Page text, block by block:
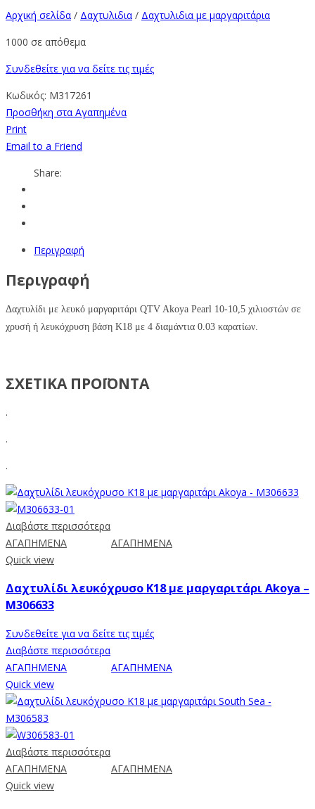
Αρχική σελίδα / Δαχτυλιδια / Δαχτυλιδια με μαργαριτάρια
1000 σε απόθεμα
Συνδεθείτε για να δείτε τις τιμές
Κωδικός: M317261
Προσθήκη στα Αγαπημένα
Print
Email to a Friend
Share:
Περιγραφή
Περιγραφή
Δαχτυλίδι με λευκό μαργαριτάρι QTV Akoya Pearl 10-10,5 χιλιοστών σε
χρυσή ή λευκόχρυση βάση Κ18 με 4 διαμάντια 0.03 καρατίων.
ΣΧΕΤΙΚΑ ΠΡΟΪΟΝΤΑ
.
.
.
Διαβάστε περισσότερα
ΑΓΑΠΗΜΕΝΑ
ΑΓΑΠΗΜΕΝΑ
Quick view
Δαχτυλίδι λευκόχρυσο Κ18 με μαργαριτάρι Akoya –
M306633
Συνδεθείτε για να δείτε τις τιμές
Διαβάστε περισσότερα
ΑΓΑΠΗΜΕΝΑ
ΑΓΑΠΗΜΕΝΑ
Quick view
Διαβάστε περισσότερα
ΑΓΑΠΗΜΕΝΑ
ΑΓΑΠΗΜΕΝΑ
Quick view